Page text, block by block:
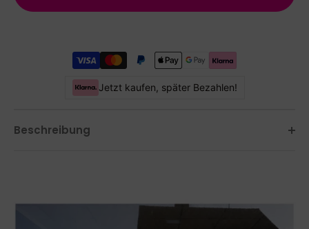
Jetzt kaufen, später Bezahlen!
Beschreibung